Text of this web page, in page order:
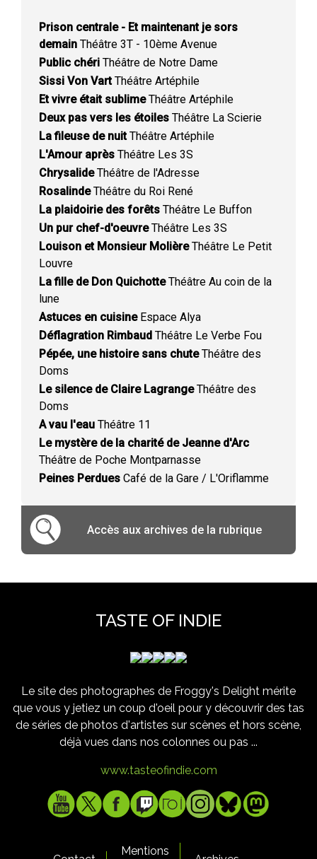
Prison centrale - Et maintenant je sors
demain Théâtre 3T - 10ème Avenue
Public chéri Théâtre de Notre Dame
Sissi Von VartThéâtre Artéphile
Et vivre était sublimeThéâtre Artéphile
Deux pas vers les étoiles Théâtre La Scierie
La fileuse de nuitThéâtre Artéphile
L'Amour après Théâtre Les 3S
ChrysalideThéâtre de l'Adresse
RosalindeThéâtre du Roi René
La plaidoirie des forêts Théâtre Le Buffon
Un pur chef-d'oeuvreThéâtre Les 3S
Louison et Monsieur MolièreThéâtre Le Petit
Louvre
La fille de Don QuichotteThéâtre Au coin de la
lune
Astuces en cuisineEspace Alya
Déflagration Rimbaud Théâtre Le Verbe Fou
Pépée, une histoire sans chuteThéâtre des
Doms
Le silence de Claire LagrangeThéâtre des
Doms
A vau l'eau Théâtre 11
Le mystère de la charité de Jeanne d'Arc
Théâtre de Poche Montparnasse
Peines Perdues Café de la Gare / L'Oriflamme
Accès aux archives de la rubrique
TASTE OF INDIE
Le site des photographes de Froggy's Delight mérite
que vous y jetiez un coup d'oeil pour y découvrir des tas
de séries de photos d'artistes sur scènes et hors scène,
déjà vues dans nos colonnes ou pas ...
www.tasteofindie.com
Mentions